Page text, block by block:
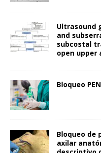
Ultrasound
and
subcostal
open upper
Bloqueo
Bloqueo de
axilar